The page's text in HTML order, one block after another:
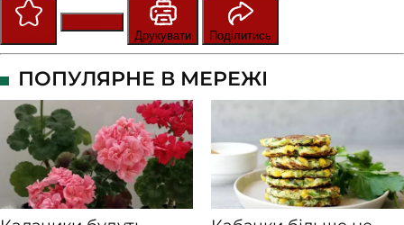
Друкувати
Поділитись